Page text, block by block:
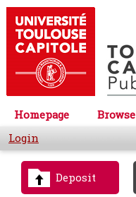
Homepage Browse
Login
Deposit